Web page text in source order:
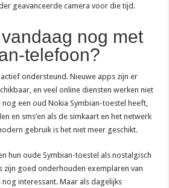
geavanceerde camera voor die tijd.
nog met
telefoon?
ondersteund. Nieuwe apps zijn er
en veel online diensten werken niet
een oud Nokia Symbian-toestel heeft,
en sms’en als de simkaart en het netwerk
gebruik is het niet meer geschikt.
hun oude Symbian-toestel als nostalgisch
zijn goed onderhouden exemplaren van
interessant. Maar als dagelijks